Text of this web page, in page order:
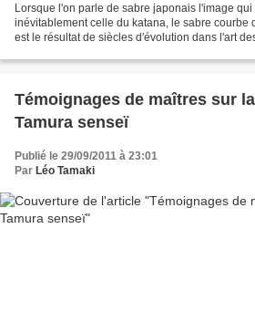
Lorsque l'on parle de sabre japonais l'image
inévitablement celle du katana, le sabre courbe
est le résultat de siècles d'évolution dans l'art
Témoignages de maîtres sur
Tamura senseï
Publié le 29/09/2011 à 23:01
Par Léo Tamaki